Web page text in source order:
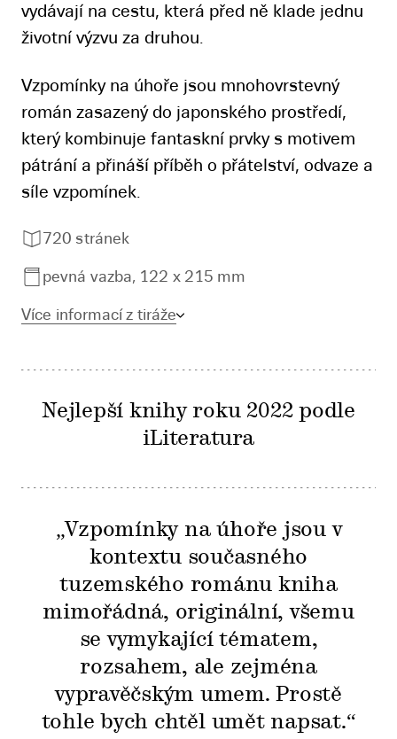
vydávají na cestu, která před ně klade jednu
životní výzvu za druhou.
Vzpomínky na úhoře jsou mnohovrstevný
román zasazený do japonského prostředí,
který kombinuje fantaskní prvky s motivem
pátrání a přináší příběh o přátelství, odvaze a
síle vzpomínek.
720 stránek
pevná vazba, 122 x 215 mm
Více informací z tiráže
Nejlepší knihy roku 2022 podle
iLiteratura
„Vzpomínky na úhoře jsou v
kontextu současného
tuzemského románu kniha
mimořádná, originální, všemu
se vymykající tématem,
rozsahem, ale zejména
vypravěčským umem. Prostě
tohle bych chtěl umět napsat.“